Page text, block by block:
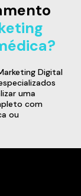
Digital
uma
com
ou